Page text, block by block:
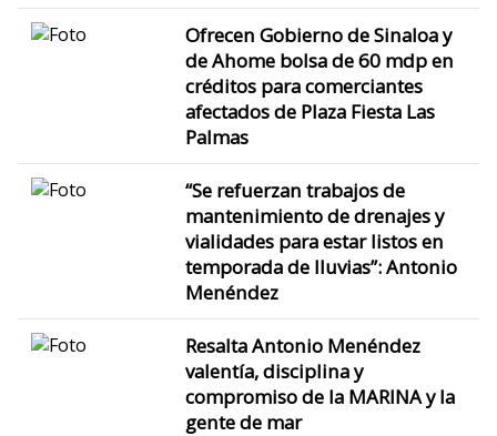
Ofrecen Gobierno de Sinaloa y
de Ahome bolsa de 60 mdp en
créditos para comerciantes
afectados de Plaza Fiesta Las
Palmas
“Se refuerzan trabajos de
mantenimiento de drenajes y
vialidades para estar listos en
temporada de lluvias”: Antonio
Menéndez
Resalta Antonio Menéndez
valentía, disciplina y
compromiso de la MARINA y la
gente de mar